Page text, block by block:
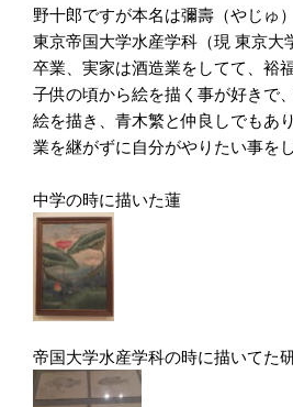
野十郎ですが本名は彌壽（やじゅ）
東京帝国大学水産学科（現 東京大
卒業、実家は酒造業をしてて、裕
子供の頃から絵を描く事が好きで
絵を描き、青木繁と仲良しでもあ
業を継がずに自分がやりたい事を
中学の時に描いた蓮
帝国大学水産学科の時に描いてた